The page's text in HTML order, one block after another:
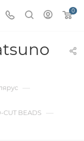
0
—
BEADS —